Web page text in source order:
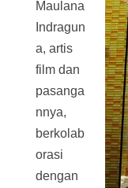
Maulana
Indragun
a, artis
film dan
pasanga
nnya,
berkolab
orasi
dengan